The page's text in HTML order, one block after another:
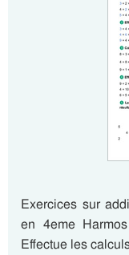
Exercices sur
en 4eme
Effectue les